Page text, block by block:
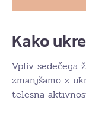
Kako
Vpliv sedečega
zmanjšamo z
telesna